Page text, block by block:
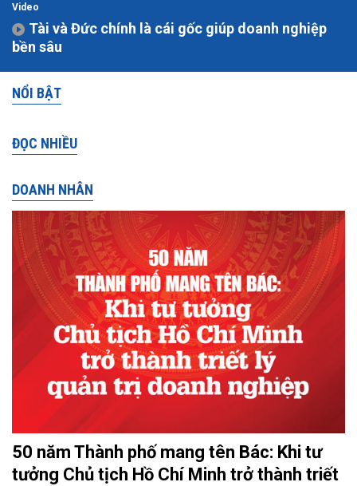
Video
Tài và Đức chính là cái gốc giúp doanh nghiệp
bền sâu
NỔI BẬT
ĐỌC NHIỀU
DOANH NHÂN
50 năm Thành phố mang tên Bác: Khi tư
tưởng Chủ tịch Hồ Chí Minh trở thành triết